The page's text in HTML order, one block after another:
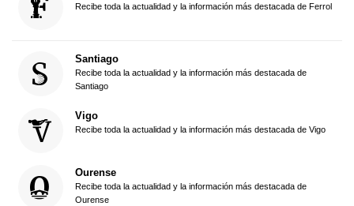
Recibe toda la actualidad y la información más destacada de Ferrol
Santiago
Recibe toda la actualidad y la información más destacada de
Santiago
Vigo
Recibe toda la actualidad y la información más destacada de Vigo
Ourense
Recibe toda la actualidad y la información más destacada de
Ourense